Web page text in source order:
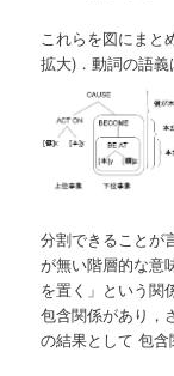
これらを図にまと
拡大)．動詞の語
分割できることが
が無い階層的な意
を置く」という関
包含関係があり，
の結果として 包含